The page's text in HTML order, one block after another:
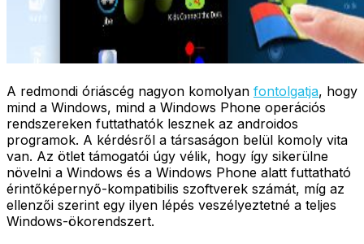
A redmondi óriáscég nagyon komolyan fontolgatja, hogy
mind a Windows, mind a Windows Phone operációs
rendszereken futtathatók lesznek az androidos
programok. A kérdésről a társaságon belül komoly vita
van. Az ötlet támogatói úgy vélik, hogy így sikerülne
növelni a Windows és a Windows Phone alatt futtatható
érintőképernyő-kompatibilis szoftverek számát, míg az
ellenzői szerint egy ilyen lépés veszélyeztetné a teljes
Windows-ökorendszert.